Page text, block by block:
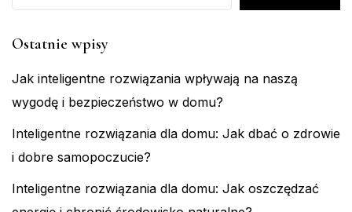
Ostatnie wpisy
Jak inteligentne rozwiązania wpływają na naszą
wygodę i bezpieczeństwo w domu?
Inteligentne rozwiązania dla domu: Jak dbać o zdrowie
i dobre samopoczucie?
Inteligentne rozwiązania dla domu: Jak oszczędzać